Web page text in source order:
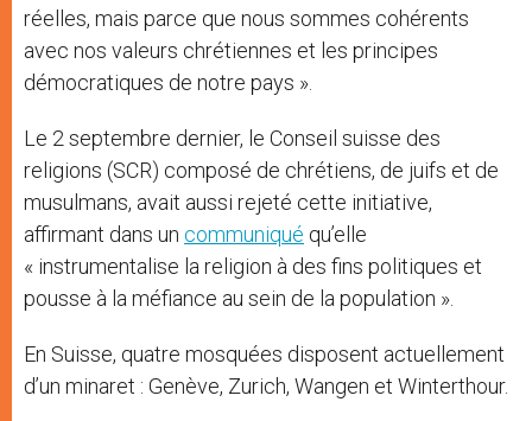
réelles, mais parce que nous sommes cohérents
avec nos valeurs chrétiennes et les principes
démocratiques de notre pays ».
Le 2 septembre dernier, le Conseil suisse des
religions (SCR) composé de chrétiens, de juifs et de
musulmans, avait aussi rejeté cette initiative,
affirmant dans un communiqué qu’elle
« instrumentalise la religion à des fins politiques et
pousse à la méfiance au sein de la population ».
En Suisse, quatre mosquées disposent actuellement
d’un minaret : Genève, Zurich, Wangen et Winterthour.